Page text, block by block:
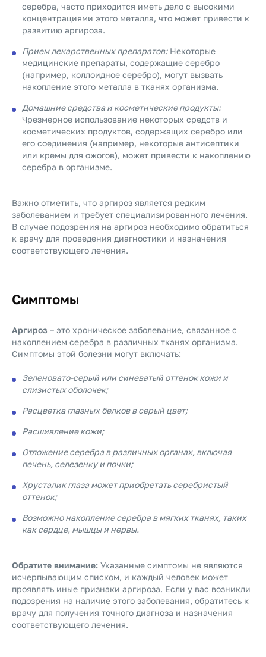
серебра, часто приходится иметь дело с высокими
концентрациями этого металла, что может привести к
развитию аргироза.
Прием лекарственных препаратов:Некоторые
медицинские препараты, содержащие серебро
(например, коллоидное серебро), могут вызвать
накопление этого металла в тканях организма.
Домашние средства и косметические продукты:
Чрезмерное использование некоторых средств и
косметических продуктов, содержащих серебро или
его соединения (например, некоторые антисептики
или кремы для ожогов), может привести к накоплению
серебра в организме.
Важно отметить, что аргироз является редким
заболеванием и требует специализированного лечения.
В случае подозрения на аргироз необходимо обратиться
к врачу для проведения диагностики и назначения
соответствующего лечения.
Симптомы
Аргироз – это хроническое заболевание, связанное с
накоплением серебра в различных тканях организма.
Симптомы этой болезни могут включать:
Зеленовато-серый или синеватый оттенок кожи и
слизистых оболочек;
Расцветка глазных белков в серый цвет;
Расшивление кожи;
Отложение серебра в различных органах, включая
печень, селезенку и почки;
Хрусталик глаза может приобретать серебристый
оттенок;
Возможно накопление серебра в мягких тканях, таких
как сердце, мышцы и нервы.
Обратите внимание: Указанные симптомы не являются
исчерпывающим списком, и каждый человек может
проявлять иные признаки аргироза. Если у вас возникли
подозрения на наличие этого заболевания, обратитесь к
врачу для получения точного диагноза и назначения
соответствующего лечения.